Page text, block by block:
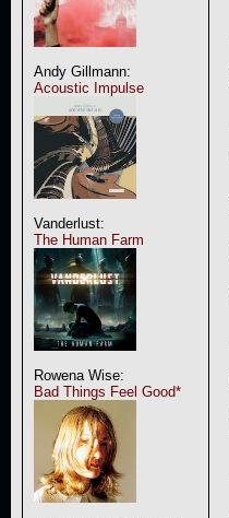
Andy Gillmann:
Acoustic Impulse
Vanderlust:
The Human Farm
Rowena Wise:
Bad Things Feel Good*